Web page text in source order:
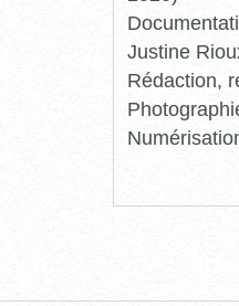
Justine
Rédaction,